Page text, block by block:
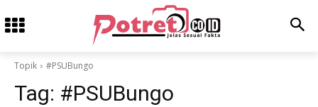
Topik #PSUBungo
Tag: #PSUBungo